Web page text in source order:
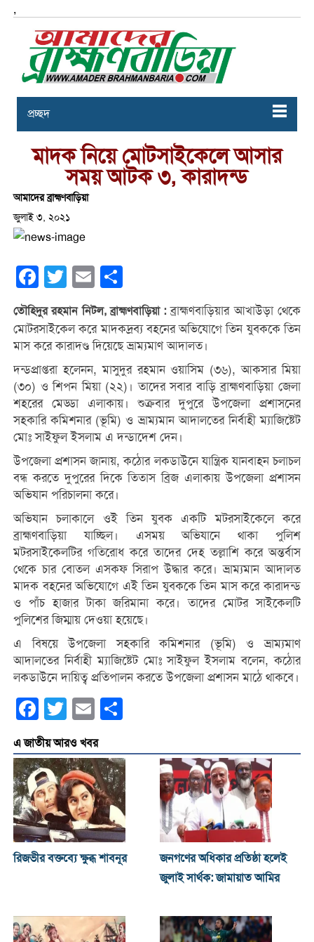
,
প্রচ্ছদ
মাদক নিয়ে মোটসাইকেলে আসার
সময় আটক ৩, কারাদন্ড
আমাদের ব্রাহ্মণবাড়িয়া
জুলাই ৩, ২০২১
Facebook
Twitter Email
তৌহিদুর রহমান নিটল, ব্রাহ্মণবাড়িয়া : ব্রাহ্মণবাড়িয়ার আখাউড়া থেকে
মোটরসাইকেল করে মাদকদ্রব্য বহনের অভিযোগে তিন যুবককে তিন
মাস করে কারাদণ্ড দিয়েছে ভ্রাম্যমাণ আদালত।
দন্ডপ্রাপ্তরা হলেনন, মাসুদুর রহমান ওয়াসিম (৩৬), আকসার মিয়া
(৩০) ও শিপন মিয়া (২২)। তাদের সবার বাড়ি ব্রাহ্মণবাড়িয়া জেলা
শহরের মেড্ডা এলাকায়। শুক্রবার দুপুরে উপজেলা প্রশাসনের
সহকারি কমিশনার (ভূমি) ও ভ্রাম্যমান আদালতের নির্বাহী ম্যাজিষ্টেট
মোঃ সাইফুল ইসলাম এ দন্ডাদেশ দেন।
উপজেলা প্রশাসন জানায়, কঠোর লকডাউনে যান্ত্রিক যানবাহন চলাচল
বন্ধ করতে দুপুরের দিকে তিতাস ব্রিজ এলাকায় উপজেলা প্রশাসন
অভিযান পরিচালনা করে।
অভিযান চলাকালে ওই তিন যুবক একটি মটরসাইকেলে করে
ব্রাহ্মণবাড়িয়া যাচ্ছিল। এসময় অভিযানে থাকা পুলিশ
মটরসাইকেলটির গতিরোধ করে তাদের দেহ তল্লাশি করে অন্তর্বাস
থেকে চার বোতল এসকফ সিরাপ উদ্ধার করে। ভ্রাম্যমান আদালত
মাদক বহনের অভিযোগে এই তিন যুবককে তিন মাস করে কারাদন্ড
ও পাঁচ হাজার টাকা জরিমানা করে। তাদের মোটর সাইকেলটি
পুলিশের জিম্মায় দেওয়া হয়েছে।
এ বিষয়ে উপজেলা সহকারি কমিশনার (ভূমি) ও ভ্রাম্যমাণ
আদালতের নির্বাহী ম্যাজিষ্টেট মোঃ সাইফুল ইসলাম বলেন, কঠোর
লকডাউনে দায়িত্ব প্রতিপালন করতে উপজেলা প্রশাসন মাঠে থাকবে।
Facebook
Twitter Email
এ জাতীয় আরও খবর
রিজভীর বক্তব্যে ক্ষুব্ধ শাবনূর
জনগণের অধিকার প্রতিষ্ঠা হলেই
জুলাই সার্থক: জামায়াত আমির